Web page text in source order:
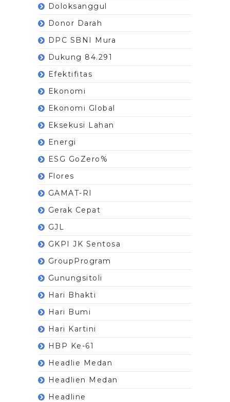
Doloksanggul
Donor Darah
DPC SBNI Mura
Dukung 84.291
Efektifitas
Ekonomi
Ekonomi Global
Eksekusi Lahan
Energi
ESG GoZero%
Flores
GAMAT-RI
Gerak Cepat
GJL
GKPI JK Sentosa
GroupProgram
Gunungsitoli
Hari Bhakti
Hari Bumi
Hari Kartini
HBP Ke-61
Headlie Medan
Headlien Medan
Headline